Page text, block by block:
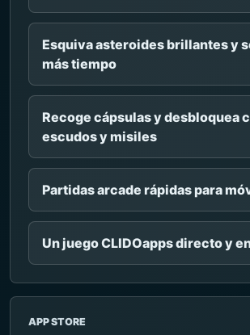
Esquiva asteroides brillantes y
más tiempo
Recoge cápsulas y desbloquea
escudos y misiles
Partidas arcade rápidas para
Un juego CLIDOapps directo y
APP STORE